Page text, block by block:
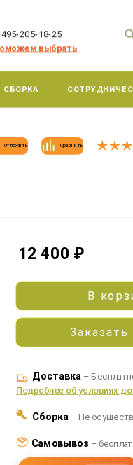
495-205-18-25
выбрать
СБОРКА
Отложить Сравнить
12 400 ₽
В
Доставка –
Подробнее об условиях
Сборка – Не
Самовывоз –